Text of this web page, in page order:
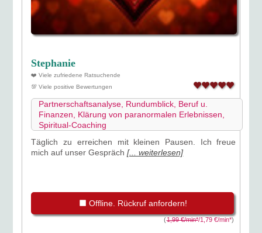
Stephanie
❤️ Viele zufriedene Ratsuchende
💯 Viele positive Bewertungen
Partnerschaftsanalyse, Rundumblick, Beruf u.
Finanzen, Klärung von paranormalen Erlebnissen,
Spiritual-Coaching
Täglich zu erreichen mit kleinen Pausen. Ich freue
mich auf unser Gespräch[... weiterlesen]
Offline. Rückruf anfordern!
(1,99 €/min*/1,79 €/min*)